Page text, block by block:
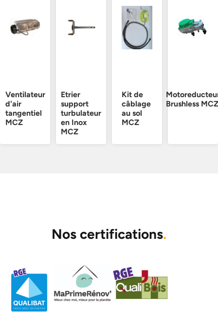
Ventilateur
d'air
tangentiel
MCZ
Etrier
support
turbulateur
en Inox
MCZ
Kit de
câblage
au sol
MCZ
Brushless MCZ
Nos certifications.